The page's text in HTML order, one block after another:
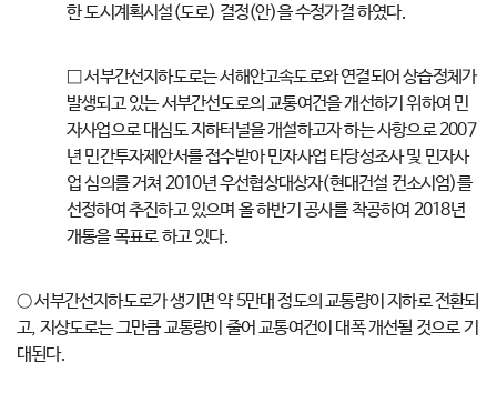
한 도시계획시설(도로) 결정(안)을 수정가결 하였다.
□ 서부간선지하도로는 서해안고속도로와 연결되어 상습정체가
발생되고 있는 서부간선도로의 교통여건을 개선하기 위하여 민
자사업으로 대심도 지하터널을 개설하고자 하는 사항으로 2007
년 민간투자제안서를 접수받아 민자사업 타당성조사 및 민자사
업 심의를 거쳐 2010년 우선협상대상자(현대건설 컨소시엄)를
선정하여 추진하고 있으며 올 하반기 공사를 착공하여 2018년
개통을 목표로 하고 있다.
○ 서부간선지하도로가 생기면 약 5만대 정도의 교통량이 지하로 전환되
고, 지상도로는 그만큼 교통량이 줄어 교통여건이 대폭 개선될 것으로 기
대된다.